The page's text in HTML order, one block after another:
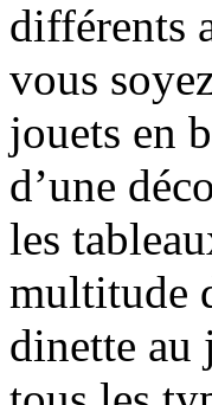
différents
vous
jouets en
d’une
les
multitude
dinette au